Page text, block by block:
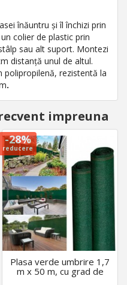
înăuntru și îl închizi prin
colier de plastic prin
sau alt suport. Montezi
distanță unul de altul.
rezistentă la
.
impreuna
-28%
reducere
Plasa verde umbrire 1,7
m x 50 m, cu grad de
umbrire 95 % ideala